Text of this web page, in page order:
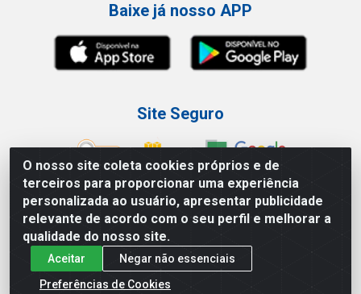
O nosso site coleta cookies próprios e de
terceiros para proporcionar uma experiência
personalizada ao usuário, apresentar publicidade
relevante de acordo com o seu perfil e melhorar a
qualidade do nosso site.
Aceitar
Negar não essenciais
Preferências de Cookies
Baixe já nosso APP
Site Seguro
Loja / Showroom
Tel.: (11) 3227-0546
Av Vautier, 587/597 - Pari - São Paulo/SP